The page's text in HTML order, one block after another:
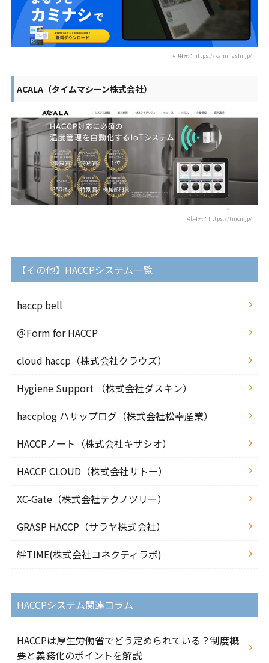
引用元：https://kaminashi.jp/
ACALA（タイムマシーン株式会社）
引用元：https://tmcn.jp/
【その他】HACCPシステム一覧
haccp bell
＠Form for HACCP
cloud haccp（株式会社クラウズ）
Hygiene Support （株式会社ダスキン）
haccplog ハサップログ（株式会社松幸産業）
HACCPノート（株式会社キザシオ）
HACCP CLOUD（株式会社サトー）
XC-Gate（株式会社テクノツリー）
GRASP HACCP（サラヤ株式会社）
絆TIME(株式会社コネクティラボ)
HACCPシステム関連コラム
HACCPは厚生労働省でどう定められている？制度概
要と義務化のポイントを解説